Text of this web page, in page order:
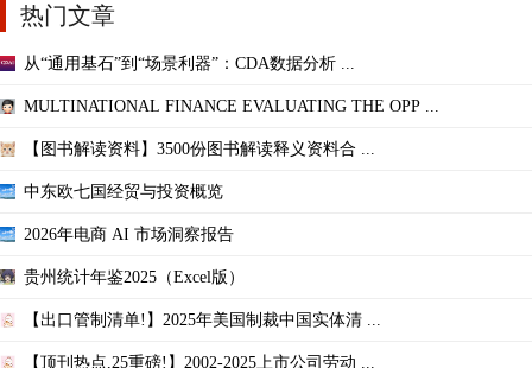
热门文章
从“通用基石”到“场景利器”：CDA数据分析 ...
MULTINATIONAL FINANCE EVALUATING THE OPP ...
【图书解读资料】3500份图书解读释义资料合 ...
中东欧七国经贸与投资概览
2026年电商 AI 市场洞察报告
贵州统计年鉴2025（Excel版）
【出口管制清单!】2025年美国制裁中国实体清 ...
【顶刊热点,25重磅!】2002-2025上市公司劳动 ...